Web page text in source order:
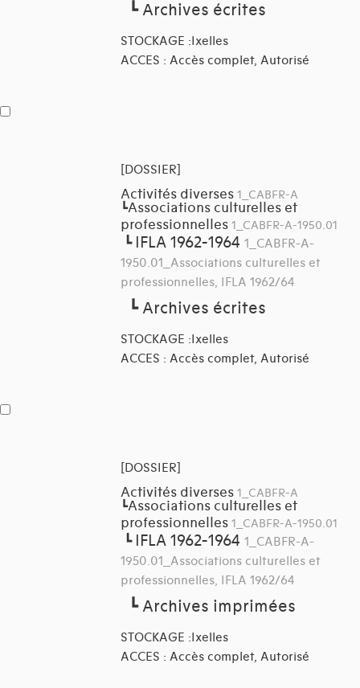
┗Archives écrites
STOCKAGE :Ixelles
ACCES : Accès complet, Autorisé
[DOSSIER]
Activités diverses 1_CABFR-A
┗Associations culturelles et
professionnelles 1_CABFR-A-1950.01
┗ IFLA 1962-1964 1_CABFR-A-
1950.01_Associations culturelles et
professionnelles, IFLA 1962/64
┗Archives écrites
STOCKAGE :Ixelles
ACCES : Accès complet, Autorisé
[DOSSIER]
Activités diverses 1_CABFR-A
┗Associations culturelles et
professionnelles 1_CABFR-A-1950.01
┗ IFLA 1962-1964 1_CABFR-A-
1950.01_Associations culturelles et
professionnelles, IFLA 1962/64
┗Archives imprimées
STOCKAGE :Ixelles
ACCES : Accès complet, Autorisé